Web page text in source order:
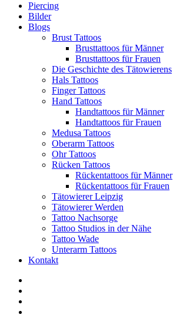
Piercing
Bilder
Blogs
Brust Tattoos
Brusttattoos für Männer
Brusttattoos für Frauen
Die Geschichte des Tätowierens
Hals Tattoos
Finger Tattoos
Hand Tattoos
Handtattoos für Männer
Handtattoos für Frauen
Medusa Tattoos
Oberarm Tattoos
Ohr Tattoos
Rücken Tattoos
Rückentattoos für Männer
Rückentattoos für Frauen
Tätowierer Leipzig
Tätowierer Werden
Tattoo Nachsorge
Tattoo Studios in der Nähe
Tattoo Wade
Unterarm Tattoos
Kontakt